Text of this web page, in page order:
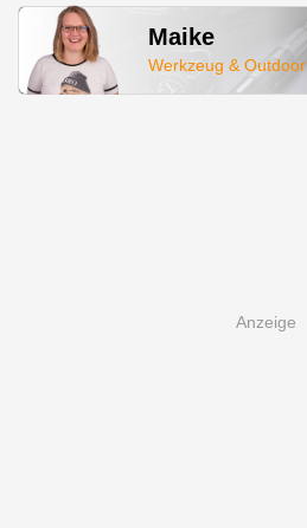
Maike
Werkzeug & Outdoor